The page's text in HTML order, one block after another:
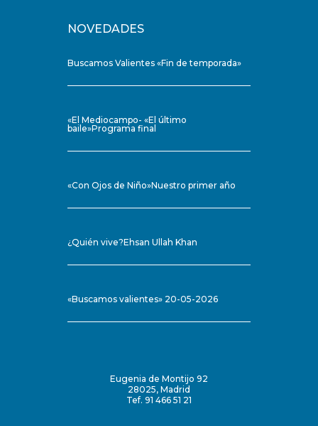
NOVEDADES
Buscamos Valientes «Fin de temporada»
«El Mediocampo- «El último
baile»Programa final
«Con Ojos de Niño»Nuestro primer año
¿Quién vive?Ehsan Ullah Khan
«Buscamos valientes» 20-05-2026
Eugenia de Montijo 92
28025, Madrid
Tef. 91 466 51 21